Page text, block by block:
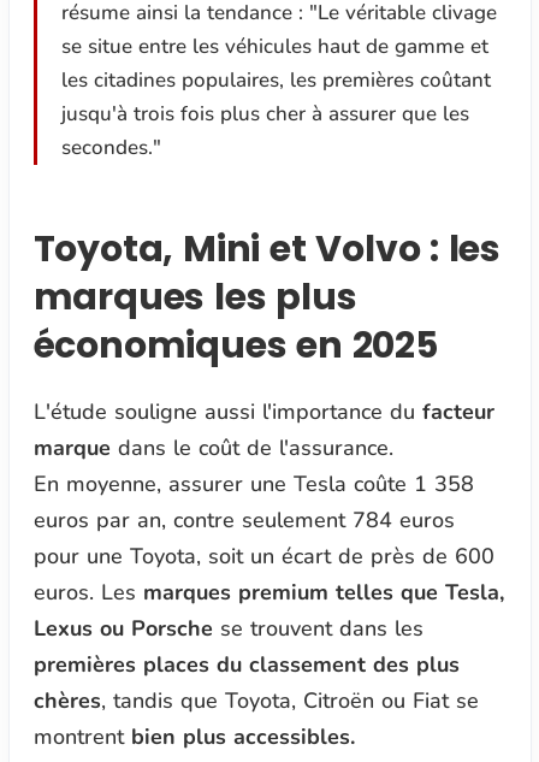
résume ainsi la tendance : "Le véritable clivage
se situe entre les véhicules haut de gamme et
les citadines populaires, les premières coûtant
jusqu'à trois fois plus cher à assurer que les
secondes."
Toyota, Mini et Volvo : les
marques les plus
économiques en 2025
L'étude souligne aussi l'importance du facteur
marque dans le coût de l'assurance.
En moyenne, assurer une Tesla coûte 1 358
euros par an, contre seulement 784 euros
pour une Toyota, soit un écart de près de 600
euros. Les marques premium telles que Tesla,
Lexus ou Porsche se trouvent dans les
premières places du classement des plus
chères, tandis que Toyota, Citroën ou Fiat se
montrent bien plus accessibles.